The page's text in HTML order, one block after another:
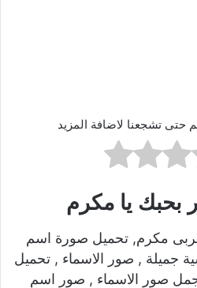
حتى تشجعنا لاضافة المزيد
بحبك يا مكرم
مكرم, تحميل صورة اسم
جميلة , صور الاسماء , تحميل
صور الاسماء , صور اسم